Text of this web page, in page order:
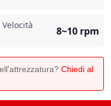
8~10 rpm
Chiedi al